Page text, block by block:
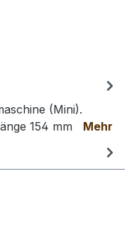
(Mini).
154 mm Mehr